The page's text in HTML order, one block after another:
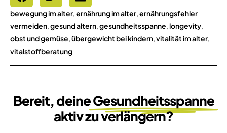
bewegung im alter,ernährung im alter,ernährungsfehler
vermeiden,gesund altern,gesundheitsspanne, longevity,
obst und gemüse,übergewicht bei kindern,vitalität im alter,
vitalstoffberatung
Bereit, deineGesundheitsspanne
aktiv zu verlängern?